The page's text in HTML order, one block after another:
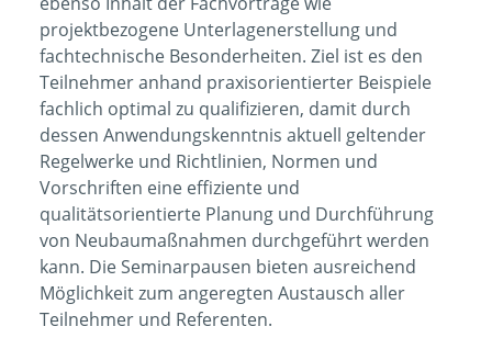
projektbezogene Unterlagenerstellung und
fachtechnische Besonderheiten. Ziel ist es den
Teilnehmer anhand praxisorientierter Beispiele
fachlich optimal zu qualifizieren, damit durch
dessen Anwendungskenntnis aktuell geltender
Regelwerke und Richtlinien, Normen und
Vorschriften eine effiziente und
qualitätsorientierte Planung und Durchführung
von Neubaumaßnahmen durchgeführt werden
kann. Die Seminarpausen bieten ausreichend
Möglichkeit zum angeregten Austausch aller
Teilnehmer und Referenten.